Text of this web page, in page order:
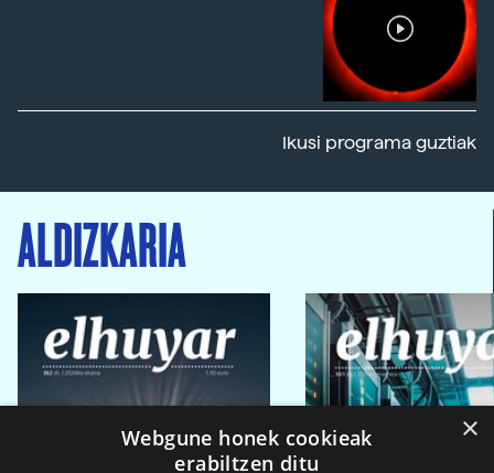
Ikusi programa guztiak
ALDIZKARIA
×
Webgune honek cookieak
erabiltzen ditu